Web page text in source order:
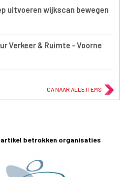
uitvoeren wijkscan bewegen
Verkeer & Ruimte - Voorne
GA NAAR ALLE ITEMS
artikel betrokken organisaties